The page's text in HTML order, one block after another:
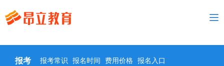
报考 报考常识 报名时间 费用价格 报名入口